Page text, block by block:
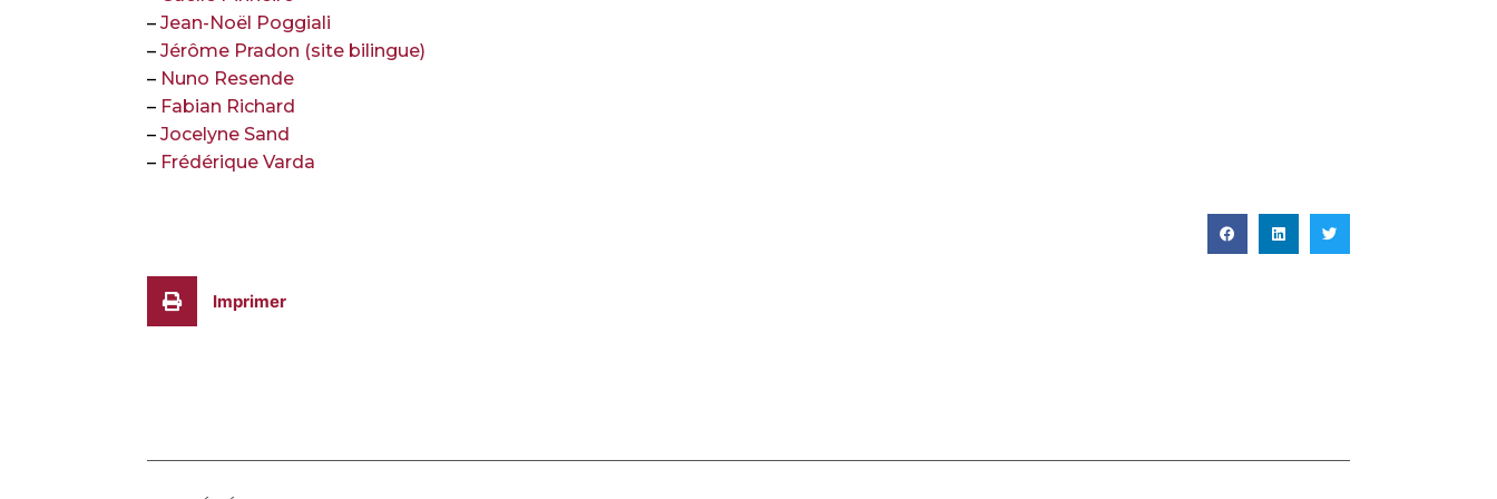
– Jean-Noël Poggiali
– Jérôme Pradon (site bilingue)
– Nuno Resende
– Fabian Richard
– Jocelyne Sand
– Frédérique Varda
Imprimer